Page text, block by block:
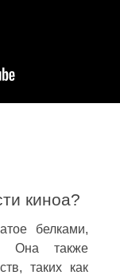
киноа?
белками,
Она также
таких как